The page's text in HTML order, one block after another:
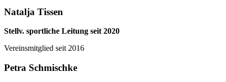
Natalja Tissen
Stellv. sportliche Leitung seit 2020
Vereinsmitglied seit 2016
Petra Schmischke